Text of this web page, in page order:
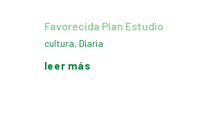
Favorecida Plan Estudio
cultura, Diaria
leer más